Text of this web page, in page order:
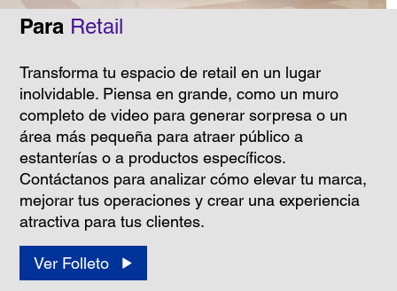
Para Retail
Transforma tu espacio de retail en un lugar
inolvidable. Piensa en grande, como un muro
completo de video para generar sorpresa o un
área más pequeña para atraer público a
estanterías o a productos específicos.
Contáctanos para analizar cómo elevar tu marca,
mejorar tus operaciones y crear una experiencia
atractiva para tus clientes.
Ver Folleto